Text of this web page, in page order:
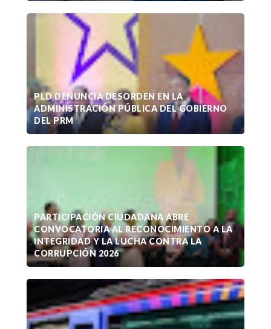
PLD DENUNCIA DESORDEN EN LA
ADMINISTRACIÓN PÚBLICA DEL GOBIERNO
DEL PRM
PARTICIPACIÓN CIUDADANA ABRE
CONVOCATORIA AL RECONOCIMIENTO A LA
INTEGRIDAD Y LA LUCHA CONTRA LA
CORRUPCIÓN 2026